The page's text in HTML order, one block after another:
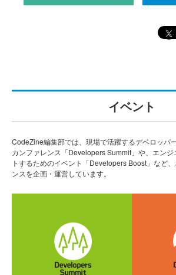
イベント
CodeZine編集部では、現場で活躍するデベロッパ
カンファレンス「Developers Summit」や、エンジ
トするためのイベント「Developers Boost」など
ンスを企画・運営しています。